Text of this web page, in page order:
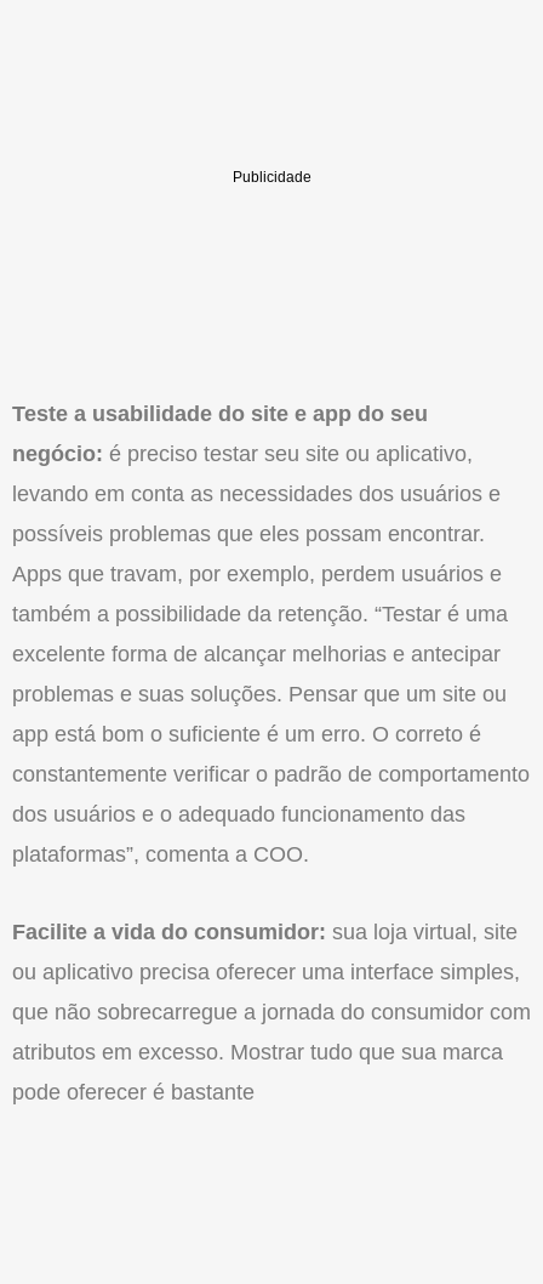
Teste a usabilidade do site e app do seu
negócio: é preciso testar seu site ou aplicativo,
levando em conta as necessidades dos usuários e
possíveis problemas que eles possam encontrar.
Apps que travam, por exemplo, perdem usuários e
também a possibilidade da retenção. “Testar é uma
excelente forma de alcançar melhorias e antecipar
problemas e suas soluções. Pensar que um site ou
app está bom o suficiente é um erro. O correto é
constantemente verificar o padrão de comportamento
dos usuários e o adequado funcionamento das
plataformas”, comenta a COO.
Facilite a vida do consumidor: sua loja virtual, site
ou aplicativo precisa oferecer uma interface simples,
que não sobrecarregue a jornada do consumidor com
atributos em excesso. Mostrar tudo que sua marca
pode oferecer é bastante